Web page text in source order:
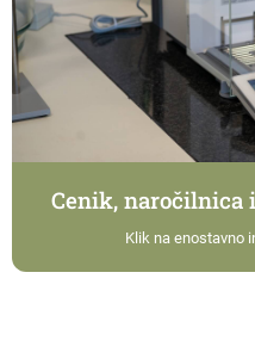
Cenik, naročilnica
Klik na enostavno